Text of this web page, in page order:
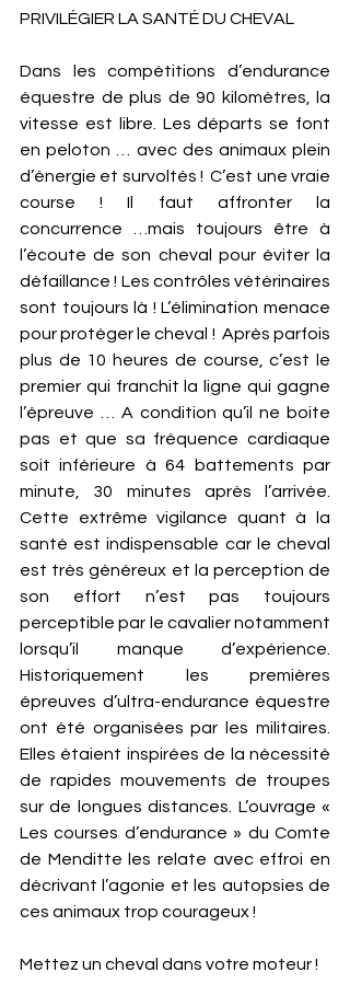
PRIVILÉGIER LA SANTÉ DU CHEVAL
Dans les compétitions d’endurance
équestre de plus de 90 kilomètres, la
vitesse est libre. Les départs se font
en peloton … avec des animaux plein
d’énergie et survoltés !  C’est une vraie
course ! Il faut affronter la
concurrence …mais toujours être à
l’écoute de son cheval pour éviter la
défaillance ! Les contrôles vétérinaires
sont toujours là ! L’élimination menace
pour protéger le cheval !  Après parfois
plus de 10 heures de course, c’est le
premier qui franchit la ligne qui gagne
l’épreuve … A condition qu’il ne boite
pas et que sa fréquence cardiaque
soit inférieure à 64 battements par
minute, 30 minutes après l’arrivée.
Cette extrême vigilance quant à la
santé est indispensable car le cheval
est très généreux et la perception de
son effort n’est pas toujours
perceptible par le cavalier notamment
lorsqu’il manque d’expérience.
Historiquement les premières
épreuves d’ultra-endurance équestre
ont été organisées par les militaires.
Elles étaient inspirées de la nécessité
de rapides mouvements de troupes
sur de longues distances. L’ouvrage «
Les courses d’endurance » du Comte
de Menditte les relate avec effroi en
décrivant l’agonie et les autopsies de
ces animaux trop courageux !
Mettez un cheval dans votre moteur !